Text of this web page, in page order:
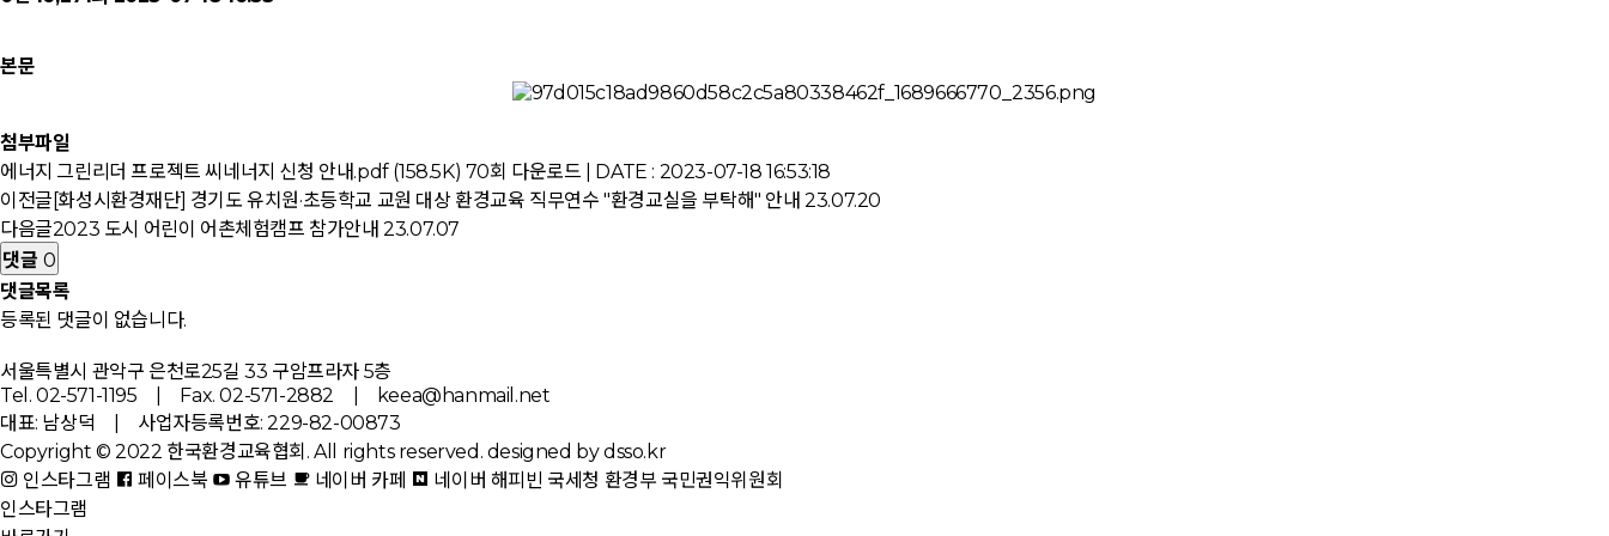
본문
첨부파일
에너지 그린리더 프로젝트 씨네너지 신청 안내.pdf (158.5K) 70회 다운로드 | DATE : 2023-07-18 16:53:18
이전글 [화성시환경재단] 경기도 유치원·초등학교 교원 대상 환경교육 직무연수 "환경교실을 부탁해" 안내 23.07.20
다음글2023 도시 어린이 어촌체험캠프 참가안내 23.07.07
댓글 0
댓글목록
등록된 댓글이 없습니다.
서울특별시 관악구 은천로25길 33 구암프라자 5층
Tel. 02-571-1195 | Fax. 02-571-2882 | keea@hanmail.net
대표: 남상덕 | 사업자등록번호: 229-82-00873
Copyright © 2022 한국환경교육협회. All rights reserved. designed by dsso.kr
인스타그램
페이스북 유튜브 네이버 카페 네이버 해피빈 국세청 환경부 국민권익위원회
인스타그램